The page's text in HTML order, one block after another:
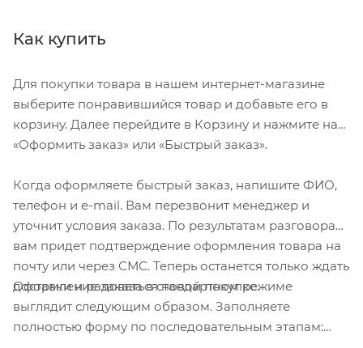
Как купить
Для покупки товара в нашем интернет-магазине
выберите понравившийся товар и добавьте его в
корзину. Далее перейдите в Корзину и нажмите на
«Оформить заказ» или «Быстрый заказ».
Когда оформляете быстрый заказ, напишите ФИО,
телефон и e-mail. Вам перезвонит менеджер и
уточнит условия заказа. По результатам разговора
вам придет подтверждение оформления товара на
почту или через СМС. Теперь останется только ждать
доставки и радоваться новой покупке.
Оформление заказа в стандартном режиме
выглядит следующим образом. Заполняете
полностью форму по последовательным этапам: